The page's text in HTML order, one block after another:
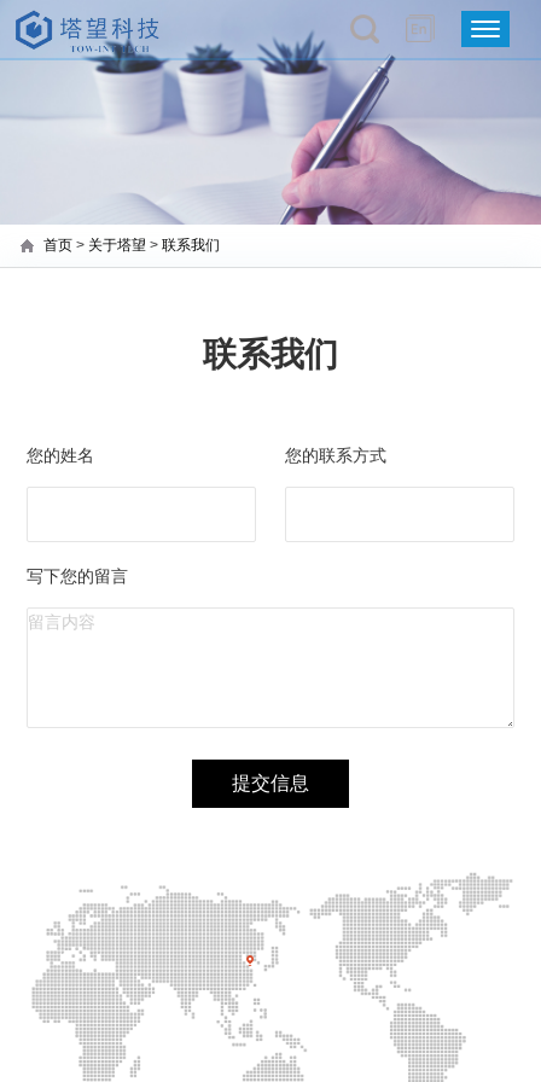
首页 > 关于塔望 >联系我们
联系我们
您的姓名 您的联系方式
写下您的留言